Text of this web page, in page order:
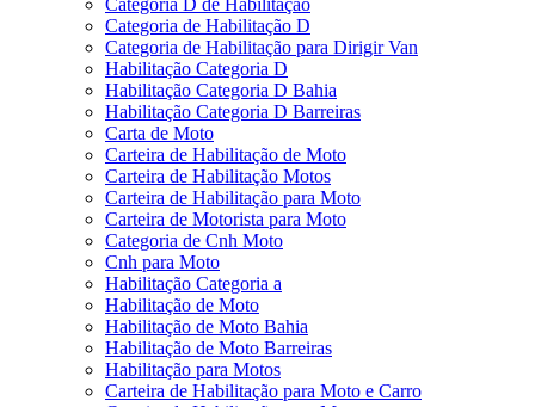
Categoria de Habilitação D
Categoria de Habilitação para Dirigir Van
Habilitação Categoria D
Habilitação Categoria D Bahia
Habilitação Categoria D Barreiras
Carta de Moto
Carteira de Habilitação de Moto
Carteira de Habilitação Motos
Carteira de Habilitação para Moto
Carteira de Motorista para Moto
Categoria de Cnh Moto
Cnh para Moto
Habilitação Categoria a
Habilitação de Moto
Habilitação de Moto Bahia
Habilitação de Moto Barreiras
Habilitação para Motos
Carteira de Habilitação para Moto e Carro